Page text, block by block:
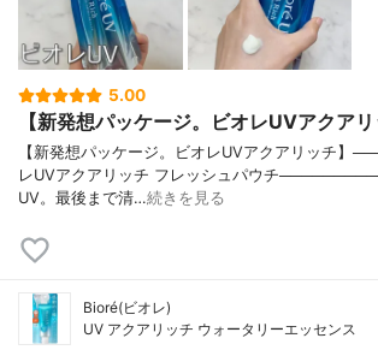
5.00
【新発想パッケージ。ビオレUVアクアリ
【新発想パッケージ。ビオレUVアクアリッチ
レUVアクアリッチ フレッシュパウチ
UV。最後まで清…続きを見る
Bioré(ビオレ)
UV アクアリッチ ウォータリーエッセンス